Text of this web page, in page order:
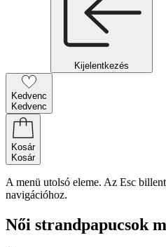
Kijelentkezés
Kedvenc
Kedvenc
Kosár
Kosár
A menü utolsó eleme. Az Esc
navigációhoz.
Női strandpapucsok